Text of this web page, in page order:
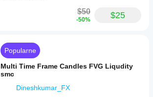
$50
-50% $25
Popularne
Multi Time Frame Candles FVG Liqudity
smc
Dineshkumar_FX